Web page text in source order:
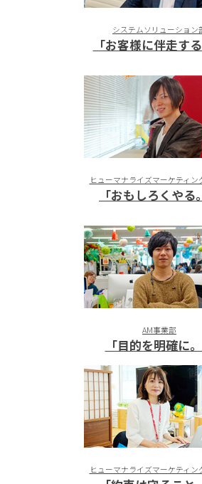
システムソリューション
「お客様に伴走する
ヒューマナライズマーケティン
「おもしろくやる
AM事業部
「目的を明確に。
ヒューマナライズマーケティン